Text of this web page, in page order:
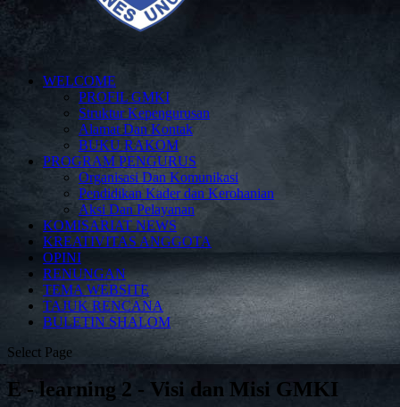
WELCOME
PROFIL GMKI
Struktur Kepengurusan
Alamat Dan Kontak
BUKU RAKOM
PROGRAM PENGURUS
Organisasi Dan Komunikasi
Pendidikan Kader dan Kerohanian
Aksi Dan Pelayanan
KOMISARIAT NEWS
KREATIVITAS ANGGOTA
OPINI
RENUNGAN
TEMA WEBSITE
TAJUK RENCANA
BULETIN SHALOM
Select Page
E - learning 2 - Visi dan Misi GMKI